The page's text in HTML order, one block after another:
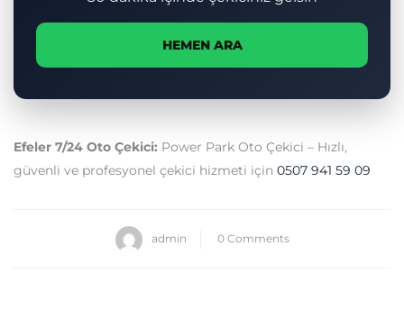
HEMEN ARA
Efeler 7/24 Oto Çekici: Power Park Oto Çekici – Hızlı,
güvenli ve profesyonel çekici hizmeti için 0507 941 59 09
admin 0 Comments